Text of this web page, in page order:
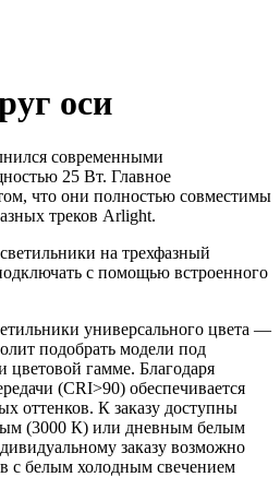
оси
современными
25 Вт. Главное
что они полностью совместимы
треков Arlight.
на трехфазный
с помощью встроенного
универсального цвета —
подобрать модели под
гамме. Благодаря
(CRI>90) обеспечивается
оттенков. К заказу доступны
(3000 К) или дневным белым
заказу возможно
с белым холодным свечением